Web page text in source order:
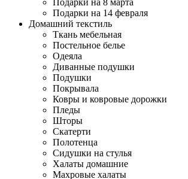
Подарки на 8 марта
Подарки на 14 февраля
Домашний текстиль
Ткань мебельная
Постельное белье
Одеяла
Диванные подушки
Подушки
Покрывала
Ковры и ковровые дорожки
Пледы
Шторы
Скатерти
Полотенца
Сидушки на стулья
Халаты домашние
Махровые халаты